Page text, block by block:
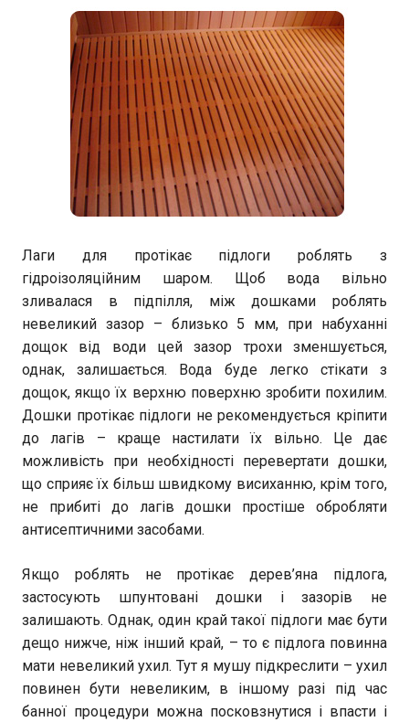
Лаги для протікає підлоги роблять з
гідроізоляційним шаром. Щоб вода вільно
зливалася в підпілля, між дошками роблять
невеликий зазор – близько 5 мм, при набуханні
дощок від води цей зазор трохи зменшується,
однак, залишається. Вода буде легко стікати з
дощок, якщо їх верхню поверхню зробити похилим.
Дошки протікає підлоги не рекомендується кріпити
до лагів – краще настилати їх вільно. Це дає
можливість при необхідності перевертати дошки,
що сприяє їх більш швидкому висиханню, крім того,
не прибиті до лагів дошки простіше обробляти
антисептичними засобами.
Якщо роблять не протікає дерев’яна підлога,
застосують шпунтовані дошки і зазорів не
залишають. Однак, один край такої підлоги має бути
дещо нижче, ніж інший край, – то є підлога повинна
мати невеликий ухил. Тут я мушу підкреслити – ухил
повинен бути невеликим, в іншому разі під час
банної процедури можна посковзнутися і впасти і